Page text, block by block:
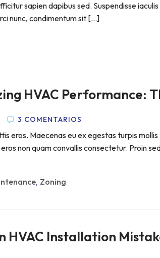
sapien dapibus sed. Suspendisse
nunc, condimentum sit […]
HVAC Performance:
3 COMENTARIOS
eros. Maecenas eu ex egestas turpis
non quam convallis consectetur. Proin
, Zoning
HVAC Installation